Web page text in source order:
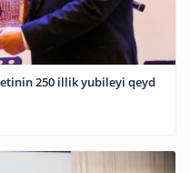
250 illik yubileyi qeyd